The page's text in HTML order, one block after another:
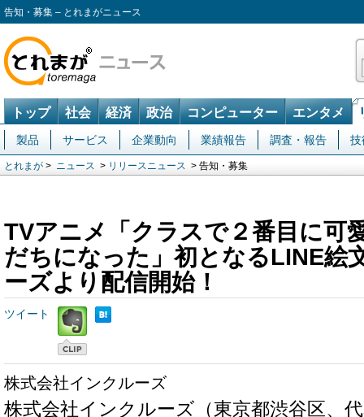
告知・募集 – とれまがニュース
トップ 社会 経済 政治 コンピューター エンタメ
製品 サービス 企業動向 業績報告 調査・報告 技
とれまが > ニュース > リリースニュース > 告知・募集
TVアニメ「クラスで２番目に可
だちになった」初となるLINE絵
ーズより配信開始！
ツイート
株式会社インクルーズ
株式会社インクルーズ（東京都渋谷区、